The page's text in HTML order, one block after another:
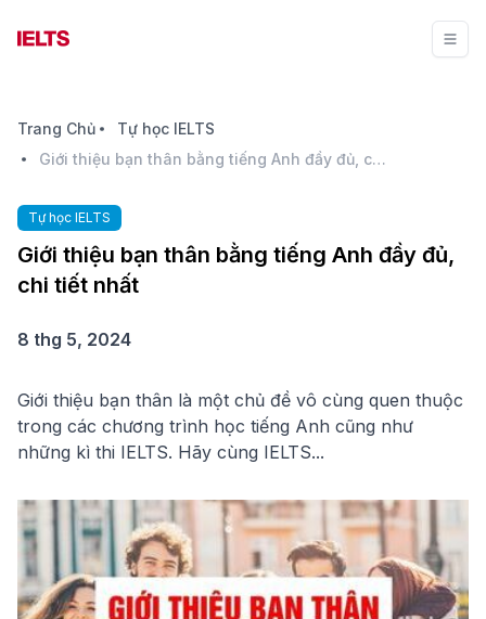
Trang Chủ
Tự học IELTS
Giới thiệu bạn thân bằng tiếng Anh đầy đủ, chi tiết nhất
Tự học IELTS
Giới thiệu bạn thân bằng tiếng Anh đầy đủ,
chi tiết nhất
8 thg 5, 2024
Giới thiệu bạn thân là một chủ đề vô cùng quen thuộc
trong các chương trình học tiếng Anh cũng như
những kì thi IELTS. Hãy cùng IELTS...